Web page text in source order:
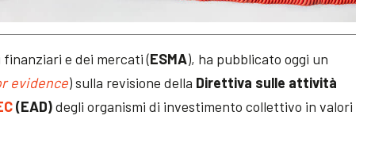
e dei mercati (ESMA), ha pubblicato oggi un
evidence) sulla revisione della Direttiva sulle attività
(EAD)degli organismi di investimento collettivo in valori